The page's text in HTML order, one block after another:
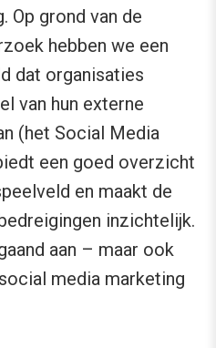
Op grond van de
hebben we een
dat organisaties
van hun externe
(het Social Media
een goed overzicht
en maakt de
inzichtelijk.
aan – maar ook
media marketing